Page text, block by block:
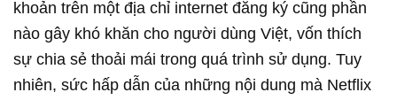
khoản trên một địa chỉ internet đăng ký cũng phần
nào gây khó khăn cho người dùng Việt, vốn thích
sự chia sẻ thoải mái trong quá trình sử dụng. Tuy
nhiên, sức hấp dẫn của những nội dung mà Netflix